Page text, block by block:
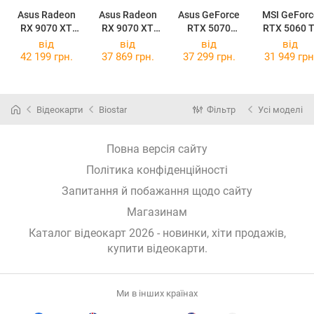
Asus Radeon
RX 9070 XT
TUF Gaming
OC 16GB
Asus Radeon
RX 9070 XT
Prime OC 16GB
Asus GeForce
RTX 5070
Prime OC White
MSI
RTX 5060
16G
2X OC
від
42 199 грн.
від
37 869 грн.
від
37 299 грн.
від
31 949
Відеокарти Biostar Фільтр Усі моделі
Повна версія сайту
Політика конфіденційності
Запитання й побажання щодо сайту
Магазинам
Каталог відеокарт 2026 - новинки, хіти продажів,
купити відеокарти.
Ми в інших країнах